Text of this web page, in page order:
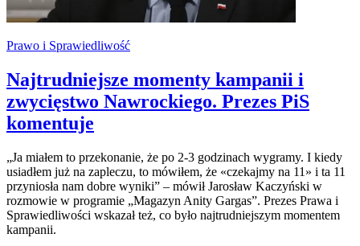
Prawo i Sprawiedliwość
Najtrudniejsze momenty kampanii i
zwycięstwo Nawrockiego. Prezes PiS
komentuje
„Ja miałem to przekonanie, że po 2-3 godzinach wygramy. I kiedy
usiadłem już na zapleczu, to mówiłem, że «czekajmy na 11» i ta 11
przyniosła nam dobre wyniki” – mówił Jarosław Kaczyński w
rozmowie w programie „Magazyn Anity Gargas”. Prezes Prawa i
Sprawiedliwości wskazał też, co było najtrudniejszym momentem
kampanii.